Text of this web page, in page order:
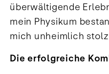
überwältigende
mein Physikum
mich unheimlich
Die erfolgreiche